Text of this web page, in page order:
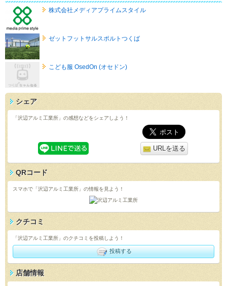
株式会社メディアプライムスタイル
ゼットフットサルスポルトつくば
こども服 OsedOn (オセドン)
シェア
「沢辺アルミ工業所」の感想などをシェアしよう！
URLを送る
QRコード
スマホで「沢辺アルミ工業所」の情報を見よう！
クチコミ
「沢辺アルミ工業所」のクチコミを投稿しよう！
投稿する
店舗情報